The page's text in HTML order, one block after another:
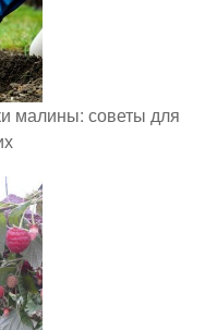
малины: советы для